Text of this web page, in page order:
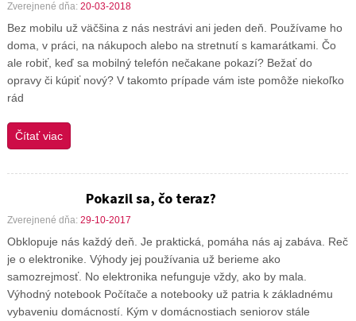
Zverejnené dňa: 20-03-2018
Bez mobilu už väčšina z nás nestrávi ani jeden deň. Používame ho
doma, v práci, na nákupoch alebo na stretnutí s kamarátkami. Čo
ale robiť, keď sa mobilný telefón nečakane pokazí? Bežať do
opravy či kúpiť nový? V takomto prípade vám iste pomôže niekoľko
rád
Čítať viac
Pokazil sa, čo teraz?
Zverejnené dňa: 29-10-2017
Obklopuje nás každý deň. Je praktická, pomáha nás aj zabáva. Reč
je o elektronike. Výhody jej používania už berieme ako
samozrejmosť. No elektronika nefunguje vždy, ako by mala.
Výhodný notebook Počítače a notebooky už patria k základnému
vybaveniu domácností. Kým v domácnostiach seniorov stále